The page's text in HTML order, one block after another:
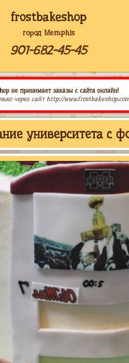
frostbakeshop
город Memphis
901-682-45-45
не принимает заказы с сайта онлайн!
через сайт http://
университета с